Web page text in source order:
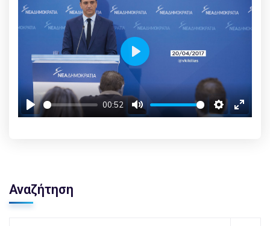
Play
00:52
Mute SettingsEnter
Play
Αναζήτηση